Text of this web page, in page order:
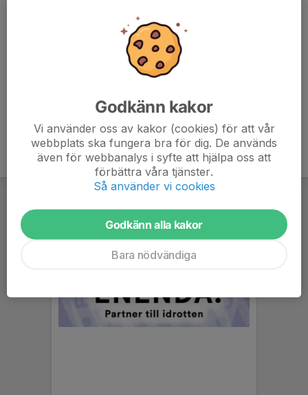
Godkänn kakor
Vi använder oss av kakor (cookies) för att vår
webbplats ska fungera bra för dig. De används
även för webbanalys i syfte att hjälpa oss att
förbättra våra tjänster.
Så använder vi cookies
Godkänn alla kakor
Bara nödvändiga